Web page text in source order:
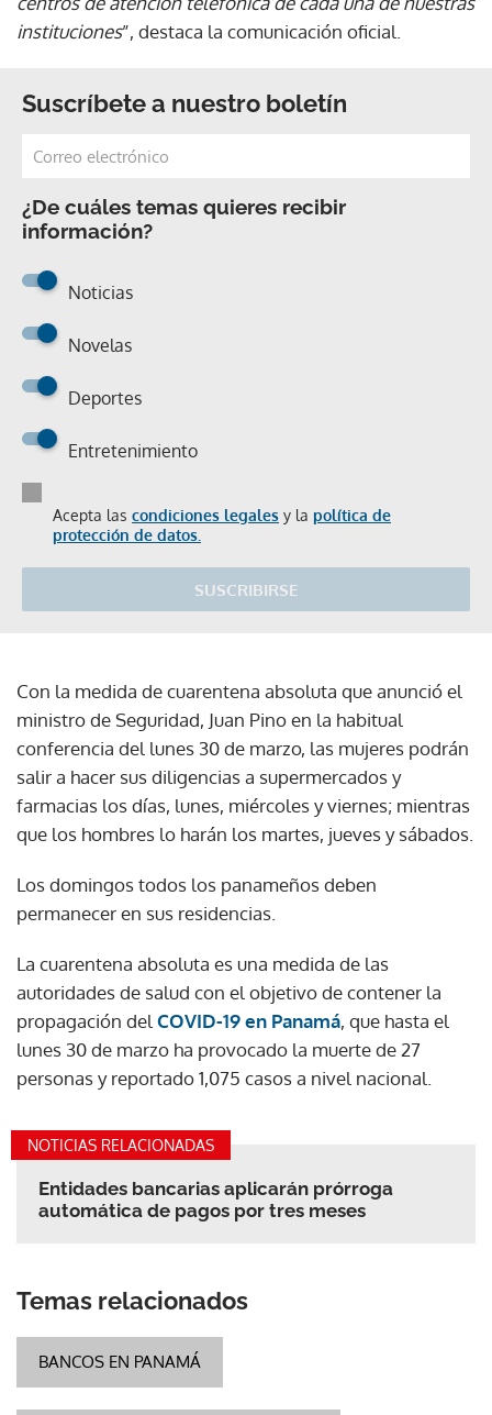
instituciones”, destaca la comunicación oficial.
Suscríbete a nuestro boletín
¿De cuáles temas quieres recibir
información?
Noticias
Novelas
Deportes
Entretenimiento
Acepta las condiciones legales y la política de
protección de datos.
SUSCRIBIRSE
Con la medida de cuarentena absoluta que anunció el
ministro de Seguridad, Juan Pino en la habitual
conferencia del lunes 30 de marzo, las mujeres podrán
salir a hacer sus diligencias a supermercados y
farmacias los días, lunes, miércoles y viernes; mientras
que los hombres lo harán los martes, jueves y sábados.
Los domingos todos los panameños deben
permanecer en sus residencias.
La cuarentena absoluta es una medida de las
autoridades de salud con el objetivo de contener la
propagación del COVID-19 en Panamá, que hasta el
lunes 30 de marzo ha provocado la muerte de 27
personas y reportado 1,075 casos a nivel nacional.
NOTICIAS RELACIONADAS
Entidades bancarias aplicarán prórroga
automática de pagos por tres meses
Temas relacionados
BANCOS EN PANAMÁ